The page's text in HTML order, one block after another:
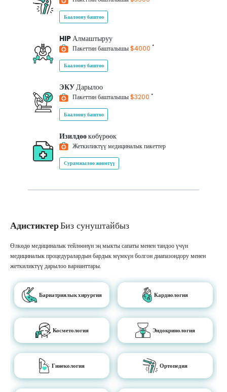
Баалоону баштоо
HIPАлмаштыруу
Пакеттин башталышы$4000 *
Баалоону баштоо
ЭКУДарылоо
Пакеттин башталышы$3200 *
Баалоону баштоо
Изилдөөкөбүрөөк
Жеткиликтүү медициналык пакеттер
Сурамжылоо жөнөтүү
АдистиктерБиз сунуштайбыз
Өлкөдө медициналык тейлөөнүн эң мыкты сапаты менен тандоо үчүн
медициналык процедуралардын бардык мүмкүн болгон диапазондору менен
жеткиликтүү дарылоо варианттары.
Бариатриялык хирургия Кардиология
Косметология Эндокринология
Гинекология Ортопедия